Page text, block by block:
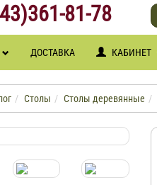
81-78
ДОСТАВКА КАБИНЕТ
Столы Столы деревянные